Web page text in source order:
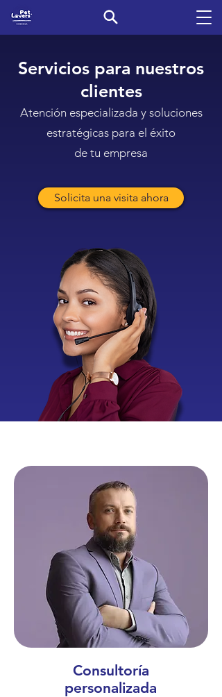
Servicios para nuestros
clientes
Atención especializada y soluciones
estratégicas para el éxito
de tu empresa
Solicita una visita ahora
Consultoría
personalizada